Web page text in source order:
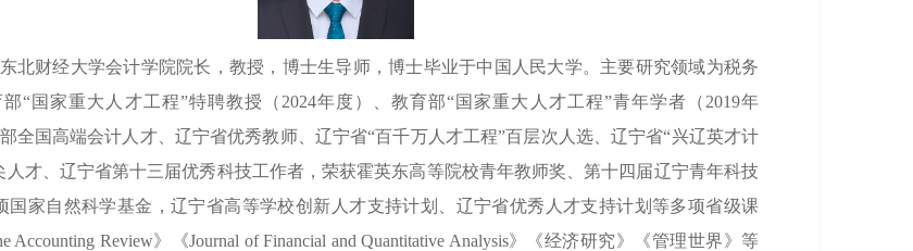
北财经大学会计学院院长，教授，博士生导师，博士毕业于中国人民大学。主要研究领域为税务
“国家重大人才工程”特聘教授（2024年度）、教育部“国家重大人才工程”青年学者（2019年
全国高端会计人才、辽宁省优秀教师、辽宁省“百千万人才工程”百层次人选、辽宁省“兴辽英才计
人才、辽宁省第十三届优秀科技工作者，荣获霍英东高等院校青年教师奖、第十四届辽宁青年科技
国家自然科学基金，辽宁省高等学校创新人才支持计划、辽宁省优秀人才支持计划等多项省级课
Accounting Review》《Journal of Financial and Quantitative Analysis》《经济研究》《管理世界》等